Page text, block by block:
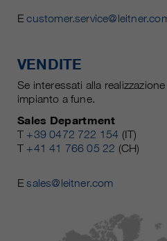
E
VENDITE
Se interessati alla
impianto a fune.
Sales Department
T +39 0472 722 154 (IT)
T +41 41 766 05 22 (CH)
Esales@leitner.com